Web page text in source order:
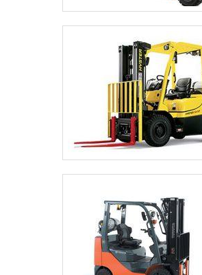
altamente qualificada,
possíveis pelo fato de a
escritório de alta qualidade
realizadas as atividades e
de última geração. Tudo isso,
performance de uma
colaboradores proativos e a
eficientes, fecha todo o ciclo
com excelência para toda a